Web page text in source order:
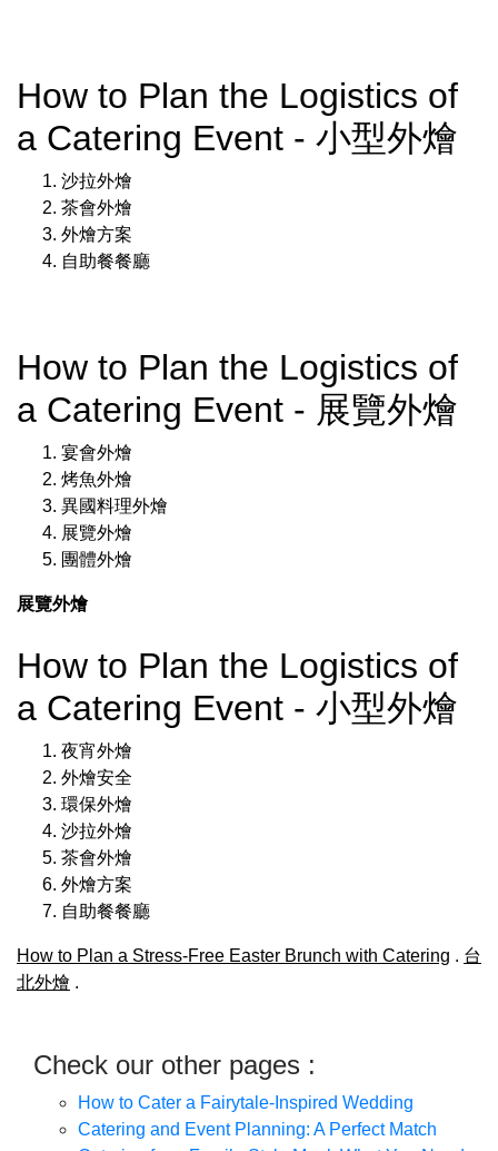
How to Plan the Logistics of
a Catering Event - 小型外燴
沙拉外燴
茶會外燴
外燴方案
自助餐餐廳
How to Plan the Logistics of
a Catering Event - 展覽外燴
宴會外燴
烤魚外燴
異國料理外燴
展覽外燴
團體外燴
展覽外燴
How to Plan the Logistics of
a Catering Event - 小型外燴
夜宵外燴
外燴安全
環保外燴
沙拉外燴
茶會外燴
外燴方案
自助餐餐廳
How to Plan a Stress-Free Easter Brunch with Catering . 台
北外燴 .
Check our other pages :
How to Cater a Fairytale-Inspired Wedding
Catering and Event Planning: A Perfect Match